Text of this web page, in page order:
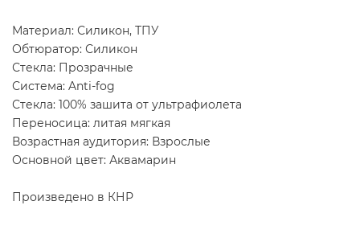
Материал: Силикон, ТПУ
Обтюратор: Силикон
Стекла: Прозрачные
Система: Anti-fog
Стекла: 100% зашита от ультрафиолета
Переносица: литая мягкая
Возрастная аудитория: Взрослые
Основной цвет: Аквамарин
Произведено в КНР